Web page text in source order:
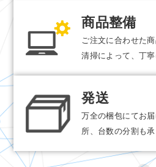
商品整備
ご注文に合わせた
清掃によって、丁寧
発送
万全の梱包にてお
所、台数の分割も承